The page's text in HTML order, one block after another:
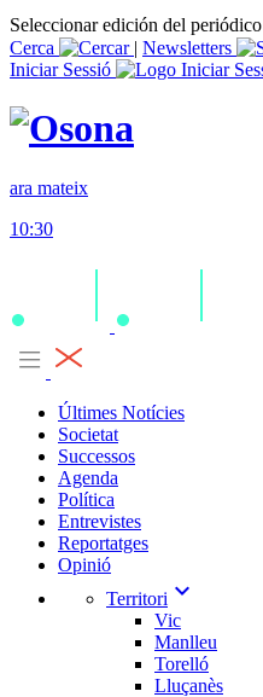
Seleccionar edición del periódico
Cerca
| Newsletters
Iniciar Sessió
ara mateix
10:30
Últimes Notícies
Societat
Successos
Agenda
Política
Entrevistes
Reportatges
Opinió
Territori expand_more
Vic
Manlleu
Torelló
Lluçanès